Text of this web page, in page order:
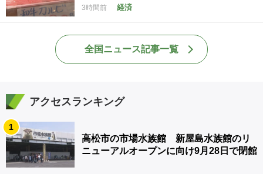
3時間前 経済
全国ニュース記事一覧
アクセスランキング
1
高松市の市場水族館 新屋島水族館のリ
ニューアルオープンに向け9月28日で閉館